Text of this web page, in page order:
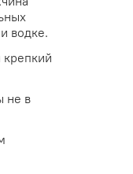
водке.
не в